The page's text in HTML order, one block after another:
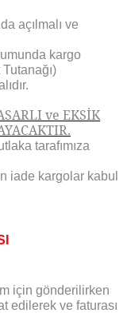
açılmalı ve
kargo
ve EKSİK
tarafımıza
iade kargolar kabul
için gönderilirken
edilerek ve faturası